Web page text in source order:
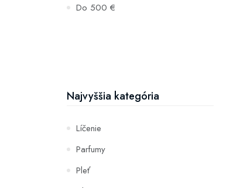
Do 500 €
Najvyššia kategória
Líčenie
Parfumy
Pleť